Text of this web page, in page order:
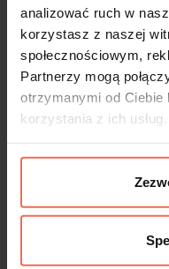
analizować ruch w
korzystasz z naszej
społecznościowym,
Partnerzy mogą
otrzymanymi od
korzystania z ich usług.